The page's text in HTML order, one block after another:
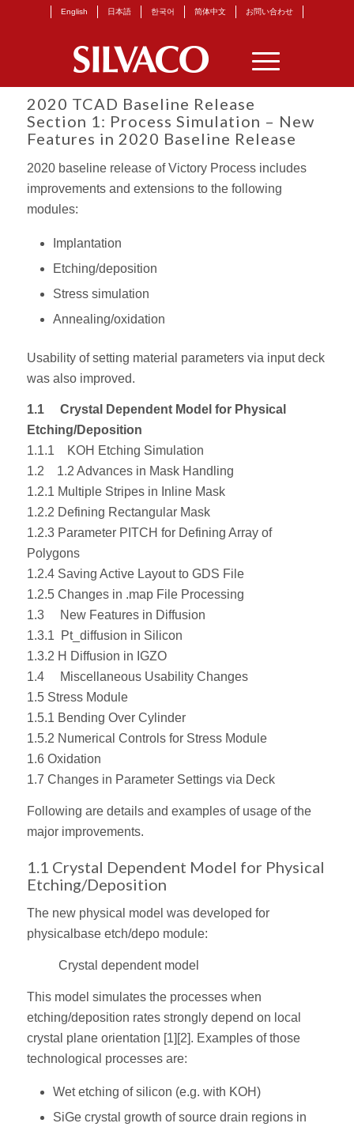
English 日本語 한국어 简体中文 お問い合わせ
2020 TCAD Baseline Release
Section 1: Process Simulation – New
Features in 2020 Baseline Release
2020 baseline release of Victory Process includes
improvements and extensions to the following
modules:
Implantation
Etching/deposition
Stress simulation
Annealing/oxidation
Usability of setting material parameters via input deck
was also improved.
1.1 Crystal Dependent Model for Physical
Etching/Deposition
1.1.1 KOH Etching Simulation
1.2 1.2 Advances in Mask Handling
1.2.1 Multiple Stripes in Inline Mask
1.2.2 Defining Rectangular Mask
1.2.3 Parameter PITCH for Defining Array of
Polygons
1.2.4 Saving Active Layout to GDS File
1.2.5 Changes in .map File Processing
1.3 New Features in Diffusion
1.3.1 Pt_diffusion in Silicon
1.3.2 H Diffusion in IGZO
1.4 Miscellaneous Usability Changes
1.5 Stress Module
1.5.1 Bending Over Cylinder
1.5.2 Numerical Controls for Stress Module
1.6 Oxidation
1.7 Changes in Parameter Settings via Deck
Following are details and examples of usage of the
major improvements.
1.1 Crystal Dependent Model for Physical
Etching/Deposition
The new physical model was developed for
physicalbase etch/depo module:
Crystal dependent model
This model simulates the processes when
etching/deposition rates strongly depend on local
crystal plane orientation [1][2]. Examples of those
technological processes are:
Wet etching of silicon (e.g. with KOH)
SiGe crystal growth of source drain regions in